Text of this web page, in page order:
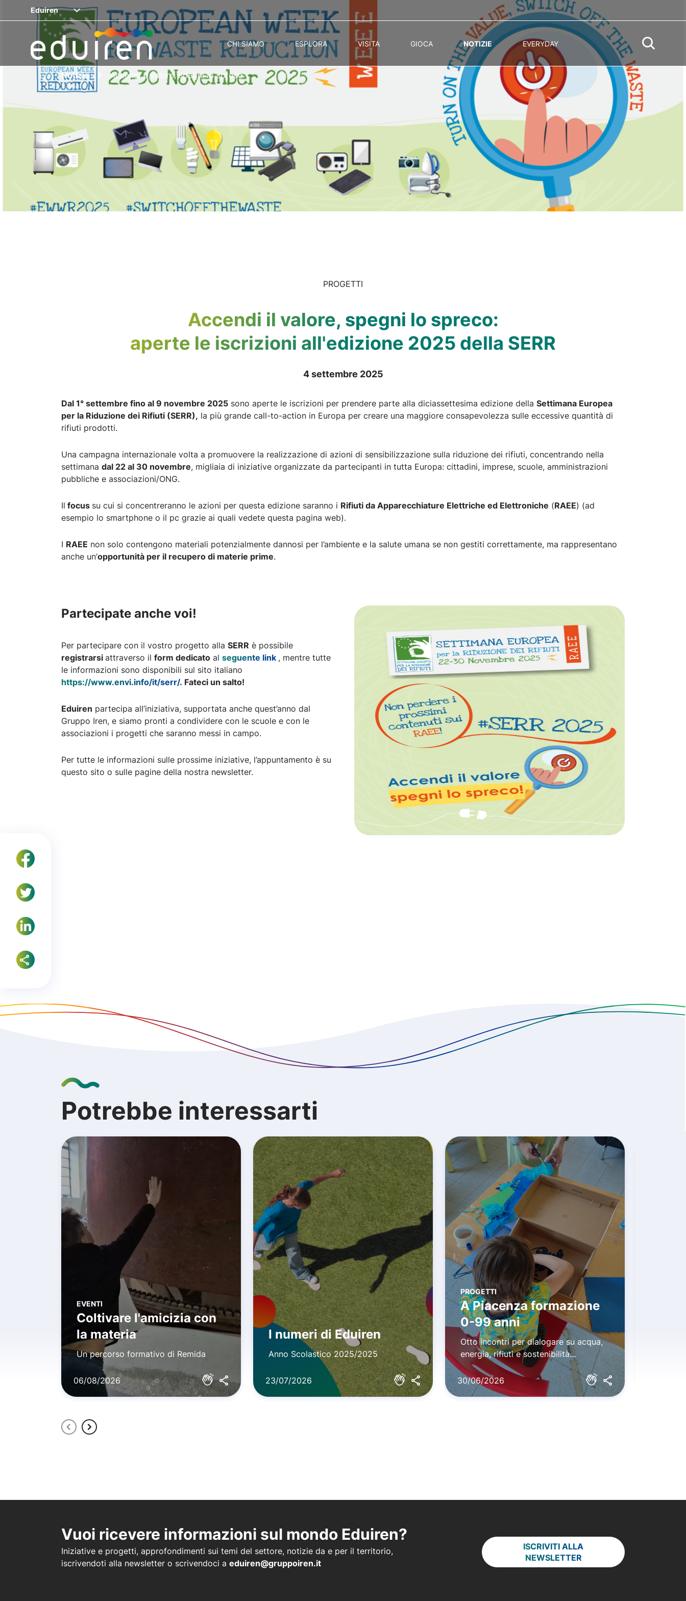
Eduiren
CHI SIAMO ESPLORA VISITA GIOCA NOTIZIE EVERYDAY
Notizie Accendi il valore, spegni lo spreco
PROGETTI
Accendi il valore, spegni lo spreco:
aperte le iscrizioni all'edizione 2025 della SERR
4 settembre 2025
Dal 1° settembre fino al 9 novembre 2025 sono aperte le iscrizioni per prendere parte alla diciassettesima edizione della Settimana Europea
per la Riduzione dei Rifiuti (SERR), la più grande call-to-action in Europa per creare una maggiore consapevolezza sulle eccessive quantità di
rifiuti prodotti.
Una campagna internazionale volta a promuovere la realizzazione di azioni di sensibilizzazione sulla riduzione dei rifiuti, concentrando nella
settimana dal 22 al 30 novembre, migliaia di iniziative organizzate da partecipanti in tutta Europa: cittadini, imprese, scuole, amministrazioni
pubbliche e associazioni/ONG.
Il focus su cui si concentreranno le azioni per questa edizione saranno i Rifiuti da Apparecchiature Elettriche ed Elettroniche (RAEE) (ad
esempio lo smartphone o il pc grazie ai quali vedete questa pagina web).
I RAEE non solo contengono materiali potenzialmente dannosi per l’ambiente e la salute umana se non gestiti correttamente, ma rappresentano
anche un’opportunità per il recupero di materie prime.
Partecipate anche voi!
Per partecipare con il vostro progetto alla SERR è possibile
registrarsi attraverso il form dedicato al seguente link , mentre tutte
le informazioni sono disponibili sul sito italiano
https://www.envi.info/it/serr/. Fateci un salto!
Eduiren partecipa all’iniziativa, supportata anche quest’anno dal
Gruppo Iren, e siamo pronti a condividere con le scuole e con le
associazioni i progetti che saranno messi in campo.
Per tutte le informazioni sulle prossime iniziative, l’appuntamento è su
questo sito o sulle pagine della nostra newsletter.
Potrebbe interessarti
EVENTI
Coltivare l'amicizia con
la materia
Un percorso formativo di Remida
06/08/2026
I numeri di Eduiren
Anno Scolastico 2025/2025
23/07/2026
PROGETTI
A Piacenza formazione
0-99 anni
Otto incontri per dialogare su acqua,
energia, rifiuti e sostenibilità
ambientale
30/06/2026
Vuoi ricevere informazioni sul mondo Eduiren?
Iniziative e progetti, approfondimenti sui temi del settore, notizie da e per il territorio,
iscrivendoti alla newsletter o scrivendoci a eduiren@gruppoiren.it
ISCRIVITI ALLA
NEWSLETTER